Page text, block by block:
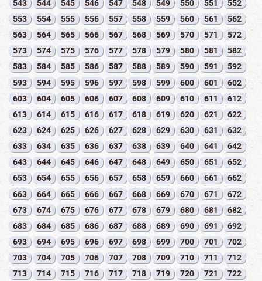
543
544 545 546 547 548 549 550 551
552
553
554 555 556 557 558 559 560 561
562
563
564 565 566 567 568 569 570 571
572
573
574 575 576 577 578 579 580 581
582
583
584 585 586 587 588 589 590 591
592
593
594 595 596 597 598 599 600 601
602
603
604 605 606 607 608 609 610 611
612
613
614 615 616 617 618 619 620 621
622
623
624 625 626 627 628 629 630 631
632
633
634 635 636 637 638 639 640 641
642
643
644 645 646 647 648 649 650 651
652
653
654 655 656 657 658 659 660 661
662
663
664 665 666 667 668 669 670 671
672
673
674 675 676 677 678 679 680 681
682
683
684 685 686 687 688 689 690 691
692
693
694 695 696 697 698 699 700 701
702
703
704 705 706 707 708 709 710 711
712
713
714 715 716 717 718 719 720 721 722